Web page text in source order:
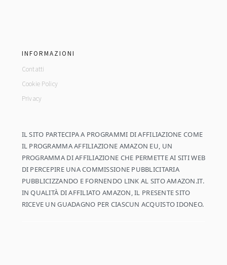
INFORMAZIONI
Contatti
Cookie Policy
Privacy
IL SITO PARTECIPA A PROGRAMMI DI AFFILIAZIONE COME
IL PROGRAMMA AFFILIAZIONE AMAZON EU, UN
PROGRAMMA DI AFFILIAZIONE CHE PERMETTE AI SITI WEB
DI PERCEPIRE UNA COMMISSIONE PUBBLICITARIA
PUBBLICIZZANDO E FORNENDO LINK AL SITO AMAZON.IT.
IN QUALITÀ DI AFFILIATO AMAZON, IL PRESENTE SITO
RICEVE UN GUADAGNO PER CIASCUN ACQUISTO IDONEO.